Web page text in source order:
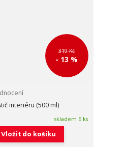
319 Kč
- 13 %
interiéru (500 ml)
skladem 6 ks
Vložit do košíku